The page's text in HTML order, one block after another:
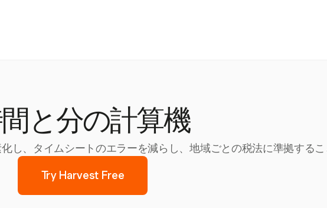
と分の計算機
し、タイムシートのエラーを減らし、地域ごとの税法に準拠するこ
Try Harvest Free